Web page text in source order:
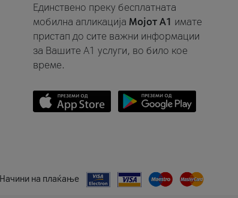
Единствено преку бесплатната
мобилна апликација Мојот A1 имате
пристап до сите важни информации
за Вашите A1 услуги, во било кое
време.
Начини на плаќање